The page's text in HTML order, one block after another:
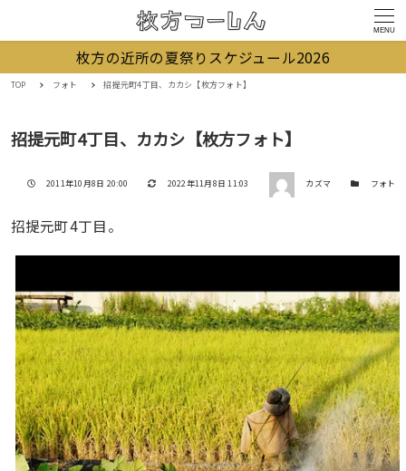
MENU
枚方の近所の夏祭りスケジュール2026
TOP フォト 招提元町4丁目、カカシ【枚方フォト】
招提元町4丁目、カカシ【枚方フォト】
投稿日
2011年10月8日 20:00 更新日
2022年11月8日 11:03 著者 カズマ カテゴリー
フォト
招提元町4丁目。